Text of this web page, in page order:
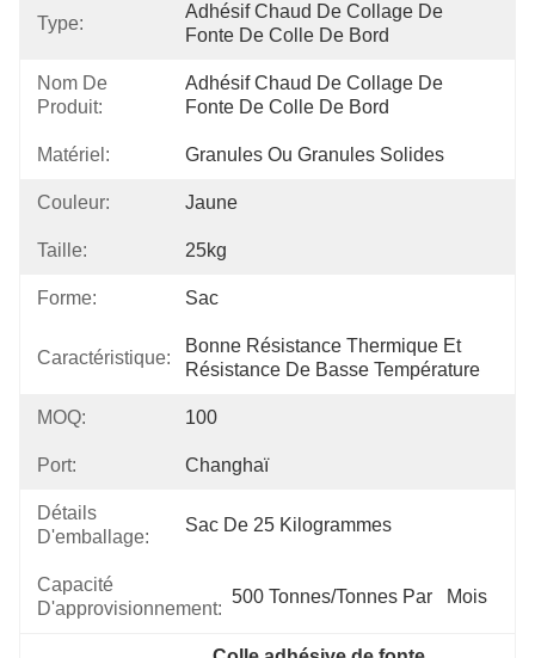
Type:
Adhésif Chaud De Collage De
Fonte De Colle De Bord
Nom De
Produit:
Adhésif Chaud De Collage De
Fonte De Colle De Bord
Matériel: Granules Ou Granules Solides
Couleur: Jaune
Taille: 25kg
Forme: Sac
Caractéristique:
Bonne Résistance Thermique Et
Résistance De Basse Température
MOQ: 100
Port: Changhaï
Détails
D'emballage:
Sac De 25 Kilogrammes
Capacité
D'approvisionnement:
500 Tonnes/tonnes Par   Mois